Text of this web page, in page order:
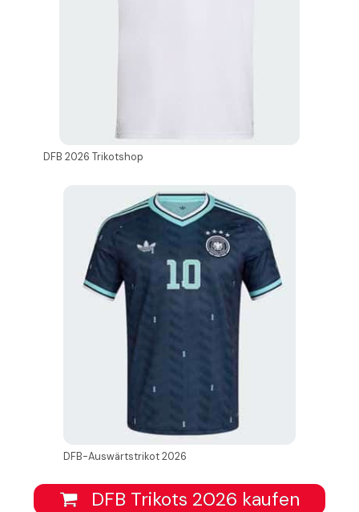
DFB 2026 Trikotshop
DFB-Auswärtstrikot 2026
DFB Trikots 2026 kaufen